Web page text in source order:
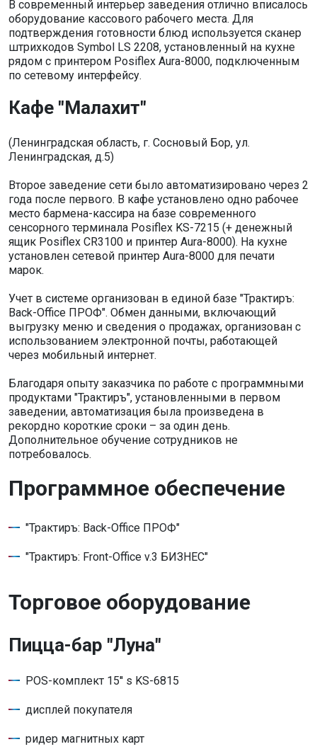
В современный интерьер заведения отлично вписалось
оборудование кассового рабочего места. Для
подтверждения готовности блюд используется сканер
штрихкодов Symbol LS 2208, установленный на кухне
рядом с принтером Posiflex Aura-8000, подключенным
по сетевому интерфейсу.
Кафе "Малахит"
(Ленинградская область, г. Сосновый Бор, ул.
Ленинградская, д.5)
Второе заведение сети было автоматизировано через 2
года после первого. В кафе установлено одно рабочее
место бармена-кассира на базе современного
сенсорного терминала Posiflex KS-7215 (+ денежный
ящик Posiflex CR3100 и принтер Aura-8000). На кухне
установлен сетевой принтер Aura-8000 для печати
марок.
Учет в системе организован в единой базе "Трактиръ:
Back-Office ПРОФ". Обмен данными, включающий
выгрузку меню и сведения о продажах, организован с
использованием электронной почты, работающей
через мобильный интернет.
Благодаря опыту заказчика по работе с программными
продуктами "Трактиръ", установленными в первом
заведении, автоматизация была произведена в
рекордно короткие сроки – за один день.
Дополнительное обучение сотрудников не
потребовалось.
Программное обеспечение
"Трактиръ: Back-Office ПРОФ"
"Трактиръ: Front-Office v.3 БИЗНЕС"
Торговое оборудование
Пицца-бар "Луна"
POS-комплект 15'' s KS-6815
дисплей покупателя
ридер магнитных карт